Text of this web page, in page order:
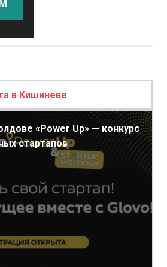
в Кишиневе
«Power Up» — конкурс
стартапов